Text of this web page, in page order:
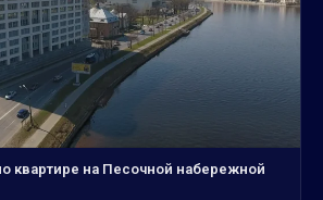
квартире на Песочной набережной